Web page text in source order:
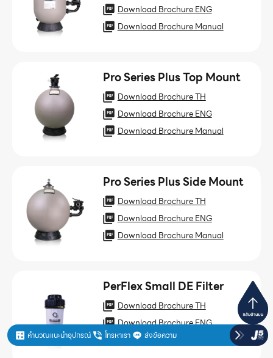
Download Brochure ENG
Download Brochure Manual
Pro Series Plus Top Mount
Download Brochure TH
Download Brochure ENG
Download Brochure Manual
Pro Series Plus Side Mount
Download Brochure TH
Download Brochure ENG
Download Brochure Manual
PerFlex Small DE Filter
Download Brochure TH
Download Brochure ENG
Download Brochure Manual
คำนวณแนะนำอุปกรณ์ โทรหาเรา ส่งข้อความ